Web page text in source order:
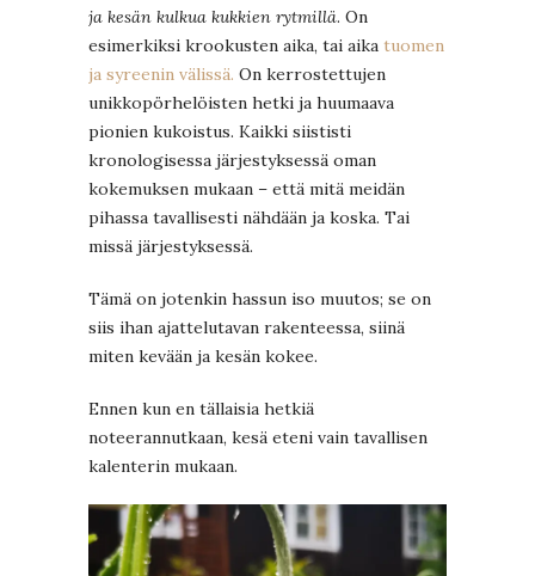
ja kesän kulkua kukkien rytmillä. On
esimerkiksi krookusten aika, tai aika tuomen
ja syreenin välissä. On kerrostettujen
unikkopörhelöisten hetki ja huumaava
pionien kukoistus. Kaikki siististi
kronologisessa järjestyksessä oman
kokemuksen mukaan – että mitä meidän
pihassa tavallisesti nähdään ja koska. Tai
missä järjestyksessä.
Tämä on jotenkin hassun iso muutos; se on
siis ihan ajattelutavan rakenteessa, siinä
miten kevään ja kesän kokee.
Ennen kun en tällaisia hetkiä
noteerannutkaan, kesä eteni vain tavallisen
kalenterin mukaan.